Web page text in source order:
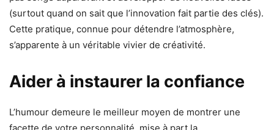
(surtout quand on sait que l’innovation fait partie des clés).
Cette pratique, connue pour détendre l’atmosphère,
s’apparente à un véritable vivier de créativité.
Aider à instaurer la confiance
L’humour demeure le meilleur moyen de montrer une